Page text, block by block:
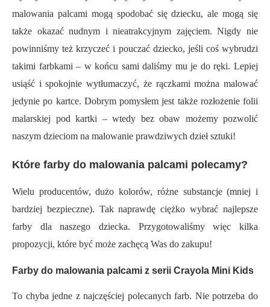
malowania palcami mogą spodobać się dziecku, ale mogą się
także okazać nudnym i nieatrakcyjnym zajęciem. Nigdy nie
powinniśmy też krzyczeć i pouczać dziecko, jeśli coś wybrudzi
takimi farbkami – w końcu sami daliśmy mu je do ręki. Lepiej
usiąść i spokojnie wytłumaczyć, że rączkami można malować
jedynie po kartce. Dobrym pomysłem jest także rozłożenie folii
malarskiej pod kartki – wtedy bez obaw możemy pozwolić
naszym dzieciom na malowanie prawdziwych dzieł sztuki!
Które farby do malowania palcami polecamy?
Wielu producentów, dużo kolorów, różne substancje (mniej i
bardziej bezpieczne). Tak naprawdę ciężko wybrać najlepsze
farby dla naszego dziecka. Przygotowaliśmy więc kilka
propozycji, które być może zachęcą Was do zakupu!
Farby do malowania palcami z serii Crayola Mini Kids
To chyba jedne z najczęściej polecanych farb. Nie potrzeba do